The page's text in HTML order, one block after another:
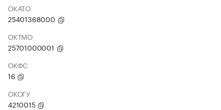
ОКАТО
25401368000
ОКТМО
25701000001
ОКФС
16
ОКОГУ
4210015